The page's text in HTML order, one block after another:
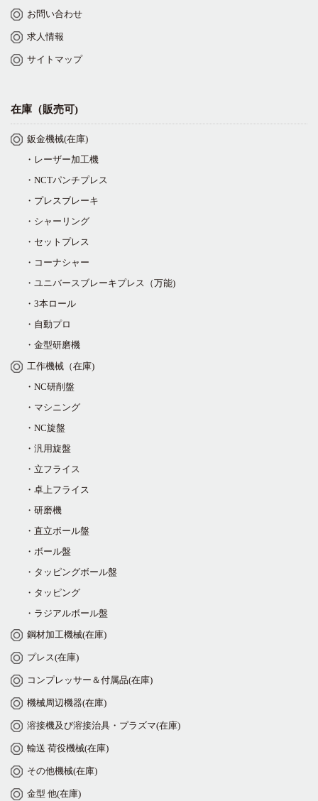
お問い合わせ
求人情報
サイトマップ
在庫（販売可)
鈑金機械(在庫)
・レーザー加工機
・NCTパンチプレス
・プレスブレーキ
・シャーリング
・セットプレス
・コーナシャー
・ユニバースブレーキプレス（万能)
・3本ロール
・自動プロ
・金型研磨機
工作機械（在庫)
・NC研削盤
・マシニング
・NC旋盤
・汎用旋盤
・立フライス
・卓上フライス
・研磨機
・直立ボール盤
・ボール盤
・タッピングボール盤
・タッピング
・ラジアルボール盤
鋼材加工機械(在庫)
プレス(在庫)
コンプレッサー＆付属品(在庫)
機械周辺機器(在庫)
溶接機及び溶接治具・プラズマ(在庫)
輸送 荷役機械(在庫)
その他機械(在庫)
金型 他(在庫)